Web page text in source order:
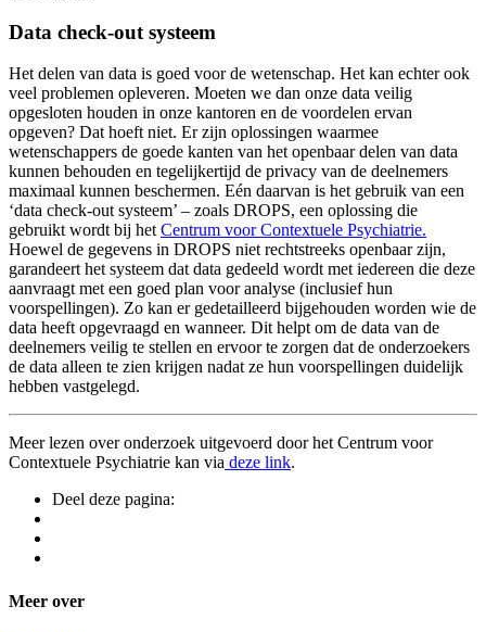
Data check-out systeem
Het delen van data is goed voor de wetenschap. Het kan echter ook
veel problemen opleveren. Moeten we dan onze data veilig
opgesloten houden in onze kantoren en de voordelen ervan
opgeven? Dat hoeft niet. Er zijn oplossingen waarmee
wetenschappers de goede kanten van het openbaar delen van data
kunnen behouden en tegelijkertijd de privacy van de deelnemers
maximaal kunnen beschermen. Eén daarvan is het gebruik van een
‘data check-out systeem’ – zoals DROPS, een oplossing die
gebruikt wordt bij het Centrum voor Contextuele Psychiatrie.
Hoewel de gegevens in DROPS niet rechtstreeks openbaar zijn,
garandeert het systeem dat data gedeeld wordt met iedereen die deze
aanvraagt met een goed plan voor analyse (inclusief hun
voorspellingen). Zo kan er gedetailleerd bijgehouden worden wie de
data heeft opgevraagd en wanneer. Dit helpt om de data van de
deelnemers veilig te stellen en ervoor te zorgen dat de onderzoekers
de data alleen te zien krijgen nadat ze hun voorspellingen duidelijk
hebben vastgelegd.
Meer lezen over onderzoek uitgevoerd door het Centrum voor
Contextuele Psychiatrie kan via deze link.
Deel deze pagina:
Meer over